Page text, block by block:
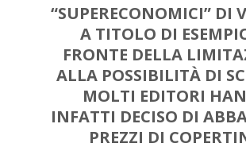
“SUPERECONOMICI” DI
A TITOLO DI
FRONTE DELLA
ALLA POSSIBILITÀ DI
MOLTI EDITORI
INFATTI DECISO DI
PREZZI DI